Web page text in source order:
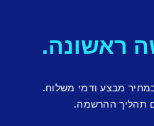
מבצע ודמי משלוח.
תהליך ההרשמה.